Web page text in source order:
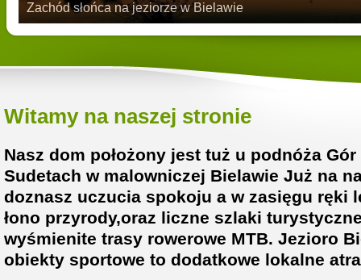
Zachód słońca na jeziorze w Bielawie
Witamy na naszej stronie
Nasz dom położony jest tuż u podnóża
Sudetach w malowniczej Bielawie Już na
doznasz uczucia spokoju a w zasięgu ręki
łono przyrody,oraz liczne szlaki
wyśmienite trasy rowerowe MTB. Jezioro
obiekty sportowe to dodatkowe lokalne